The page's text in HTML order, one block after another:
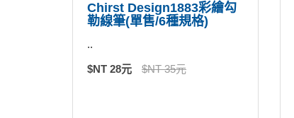
Chirst Design1883彩繪勾
勒線筆(單售/6種規格)
..
$NT 28元 $NT 35元